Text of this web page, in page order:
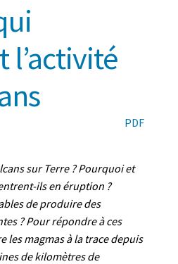
l’activité
PDF
sur Terre ? Pourquoi et
ils en éruption ?
de produire des
? Pour répondre à ces
les magmas à la trace depuis
de kilomètres de